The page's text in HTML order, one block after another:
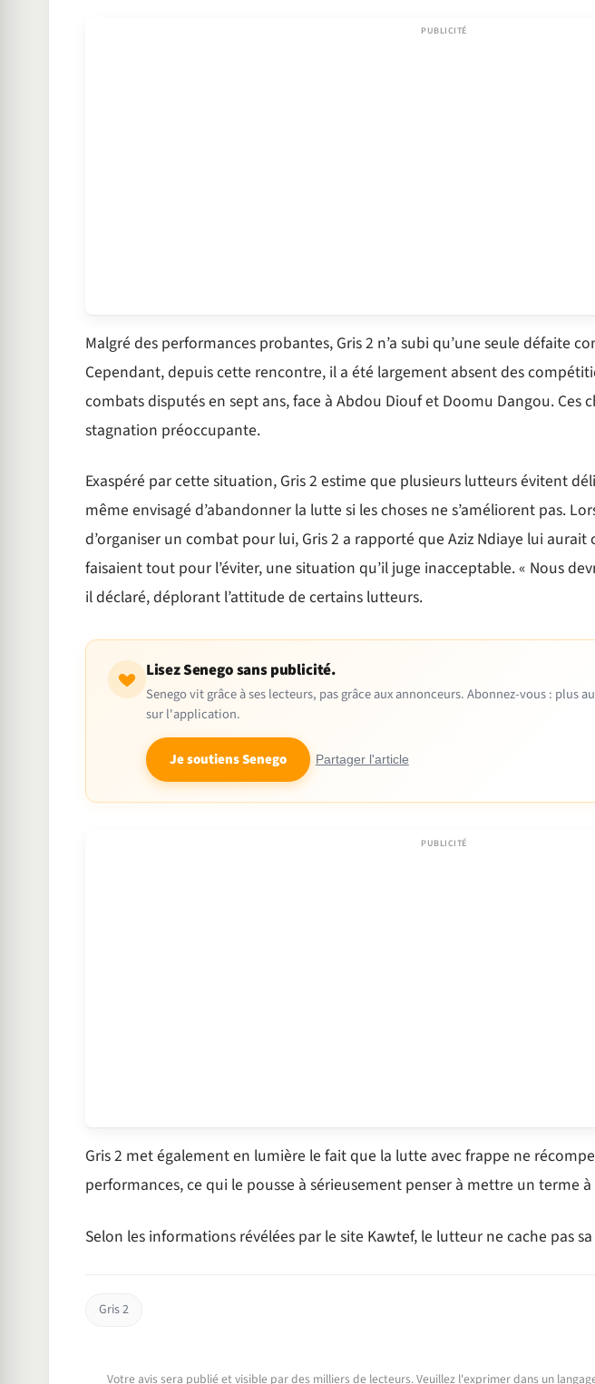
Malgré des performances probantes, Gris 2 n’a subi qu’une seule défaite
Cependant, depuis cette rencontre, il a été largement absent des
combats disputés en sept ans, face à Abdou Diouf et Doomu Dangou. Ces
stagnation préoccupante.
Exaspéré par cette situation, Gris 2 estime que plusieurs lutteurs évitent
même envisagé d’abandonner la lutte si les choses ne s’améliorent pas.
d’organiser un combat pour lui, Gris 2 a rapporté que Aziz Ndiaye lui aurait
faisaient tout pour l’éviter, une situation qu’il juge inacceptable. « Nous
il déclaré, déplorant l’attitude de certains lutteurs.
Lisez Senego sans publicité.
Senego vit grâce à ses lecteurs, pas grâce aux annonceurs. Abonnez-vous : plus
sur l'application.
Je soutiens Senego Partager l'article
Gris 2 met également en lumière le fait que la lutte avec frappe ne
performances, ce qui le pousse à sérieusement penser à mettre un terme
Selon les informations révélées par le site Kawtef, le lutteur ne cache pas
Gris 2
Votre avis sera publié et visible par des milliers de lecteurs. Veuillez l'exprimer dans un